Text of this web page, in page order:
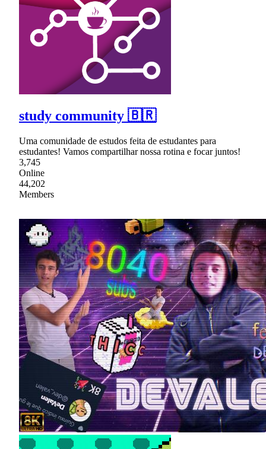
study community 🇧🇷
Uma comunidade de estudos feita de estudantes para
estudantes! Vamos compartilhar nossa rotina e focar juntos!
3,745
Online
44,202
Members